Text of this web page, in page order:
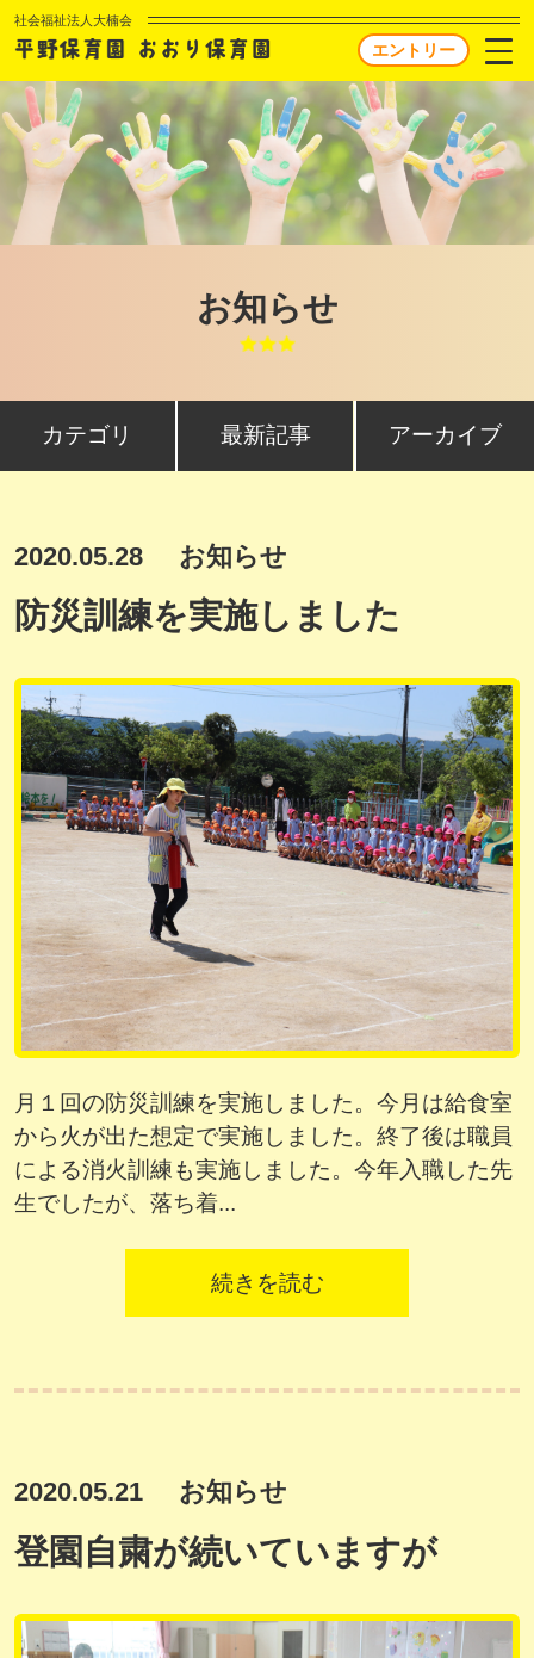
社会福祉法人大楠会
エントリー
お知らせ
カテゴリ 最新記事 アーカイブ
2020.05.28 お知らせ
防災訓練を実施しました
月１回の防災訓練を実施しました。今月は給食室
から火が出た想定で実施しました。終了後は職員
による消火訓練も実施しました。今年入職した先
生でしたが、落ち着...
続きを読む
2020.05.21 お知らせ
登園自粛が続いていますが